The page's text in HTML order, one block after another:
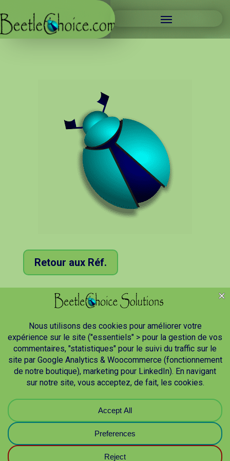
Retour aux Réf.
BeetleChoice Solutions
Création de SASU
Gouvernance
Mise en place de l’offre de service
Production de contenu de formation
Production d’outils d’évaluation